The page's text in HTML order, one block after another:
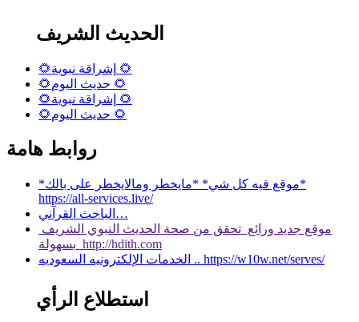
الحديث الشريف
🌻إشراقة نبوية 🌻
🌻حديث اليوم 🌻
🌻إشراقة نبوية 🌻
🌻حديث اليوم 🌻
روابط هامة
*موقع فيه كل شي* *مايخطر ومالايخطر على بالك*
https://all-services.live/
الباحث القرآني…
موقع جديد ورائع تحقق من صحة الحديث النبوي الشريف
بسهولة http://hdith.com
الخدمات الإلكترونيه السعوديه .. https://w10w.net/serves/
استطلاع الرأي